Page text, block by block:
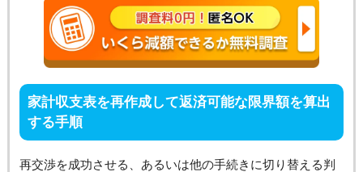
家計収支表を再作成して返済可能な限界額を算出
する手順
再交渉を成功させる、あるいは他の手続きに切り替える判